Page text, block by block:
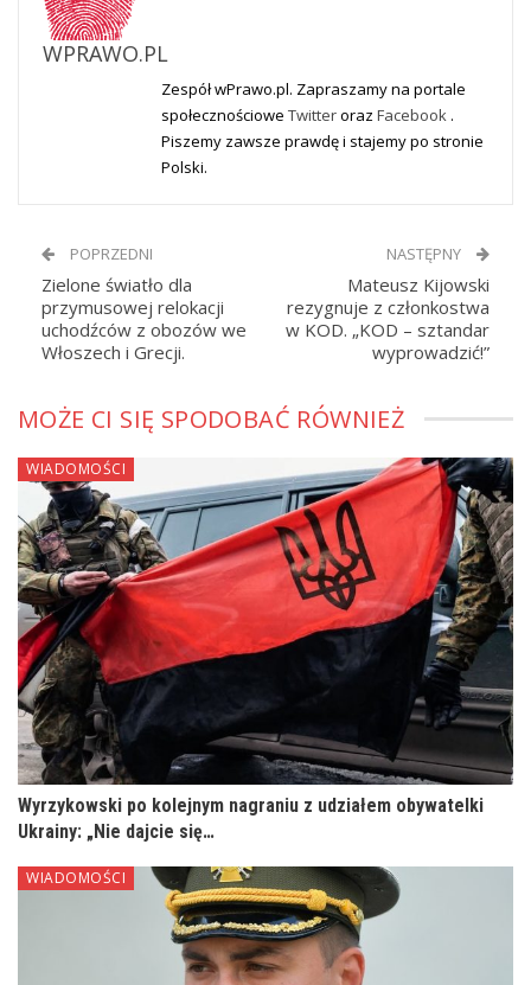
WPRAWO.PL
Zespół wPrawo.pl. Zapraszamy na portale
społecznościowe Twitteroraz Facebook .
Piszemy zawsze prawdę i stajemy po stronie
Polski.
POPRZEDNI
Zielone światło dla
przymusowej relokacji
uchodźców z obozów we
Włoszech i Grecji.
NASTĘPNY
Mateusz Kijowski
rezygnuje z członkostwa
w KOD. „KOD – sztandar
wyprowadzić!”
MOŻE CI SIĘ SPODOBAĆ RÓWNIEŻ
WIADOMOŚCI
Wyrzykowski po kolejnym nagraniu z udziałem obywatelki
Ukrainy: „Nie dajcie się…
WIADOMOŚCI